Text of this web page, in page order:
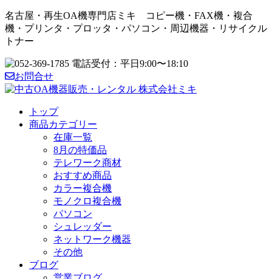
名古屋・再生OA機専門店ミキ コピー機・FAX機・複合
機・プリンタ・プロッタ・パソコン・周辺機器・リサイクル
トナー
お問合せ
トップ
商品カテゴリー
在庫一覧
8月の特価品
テレワーク商材
おすすめ商品
カラー複合機
モノクロ複合機
パソコン
シュレッダー
ネットワーク機器
その他
ブログ